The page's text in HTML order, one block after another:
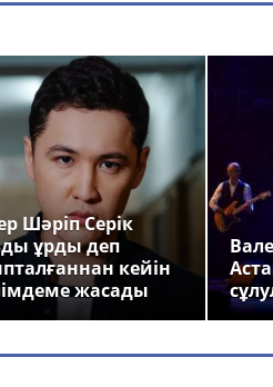
Шәріп Серік
ұрды деп
кейін
жасады